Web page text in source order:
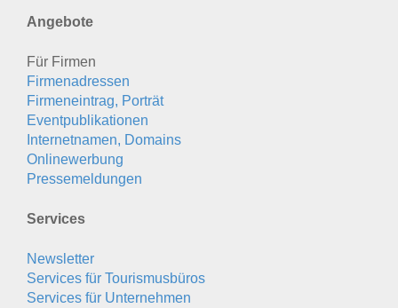
Angebote
Für Firmen
Firmenadressen
Firmeneintrag, Porträt
Eventpublikationen
Internetnamen, Domains
Onlinewerbung
Pressemeldungen
Services
Newsletter
Services für Tourismusbüros
Services für Unternehmen